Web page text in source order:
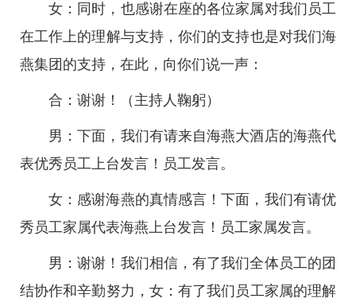
女：同时，也感谢在座的各位家属对我们员工
在工作上的理解与支持，你们的支持也是对我们海
燕集团的支持，在此，向你们说一声：
合：谢谢！（主持人鞠躬）
男：下面，我们有请来自海燕大酒店的海燕代
表优秀员工上台发言！员工发言。
女：感谢海燕的真情感言！下面，我们有请优
秀员工家属代表海燕上台发言！员工家属发言。
男：谢谢！我们相信，有了我们全体员工的团
结协作和辛勤努力，女：有了我们员工家属的理解